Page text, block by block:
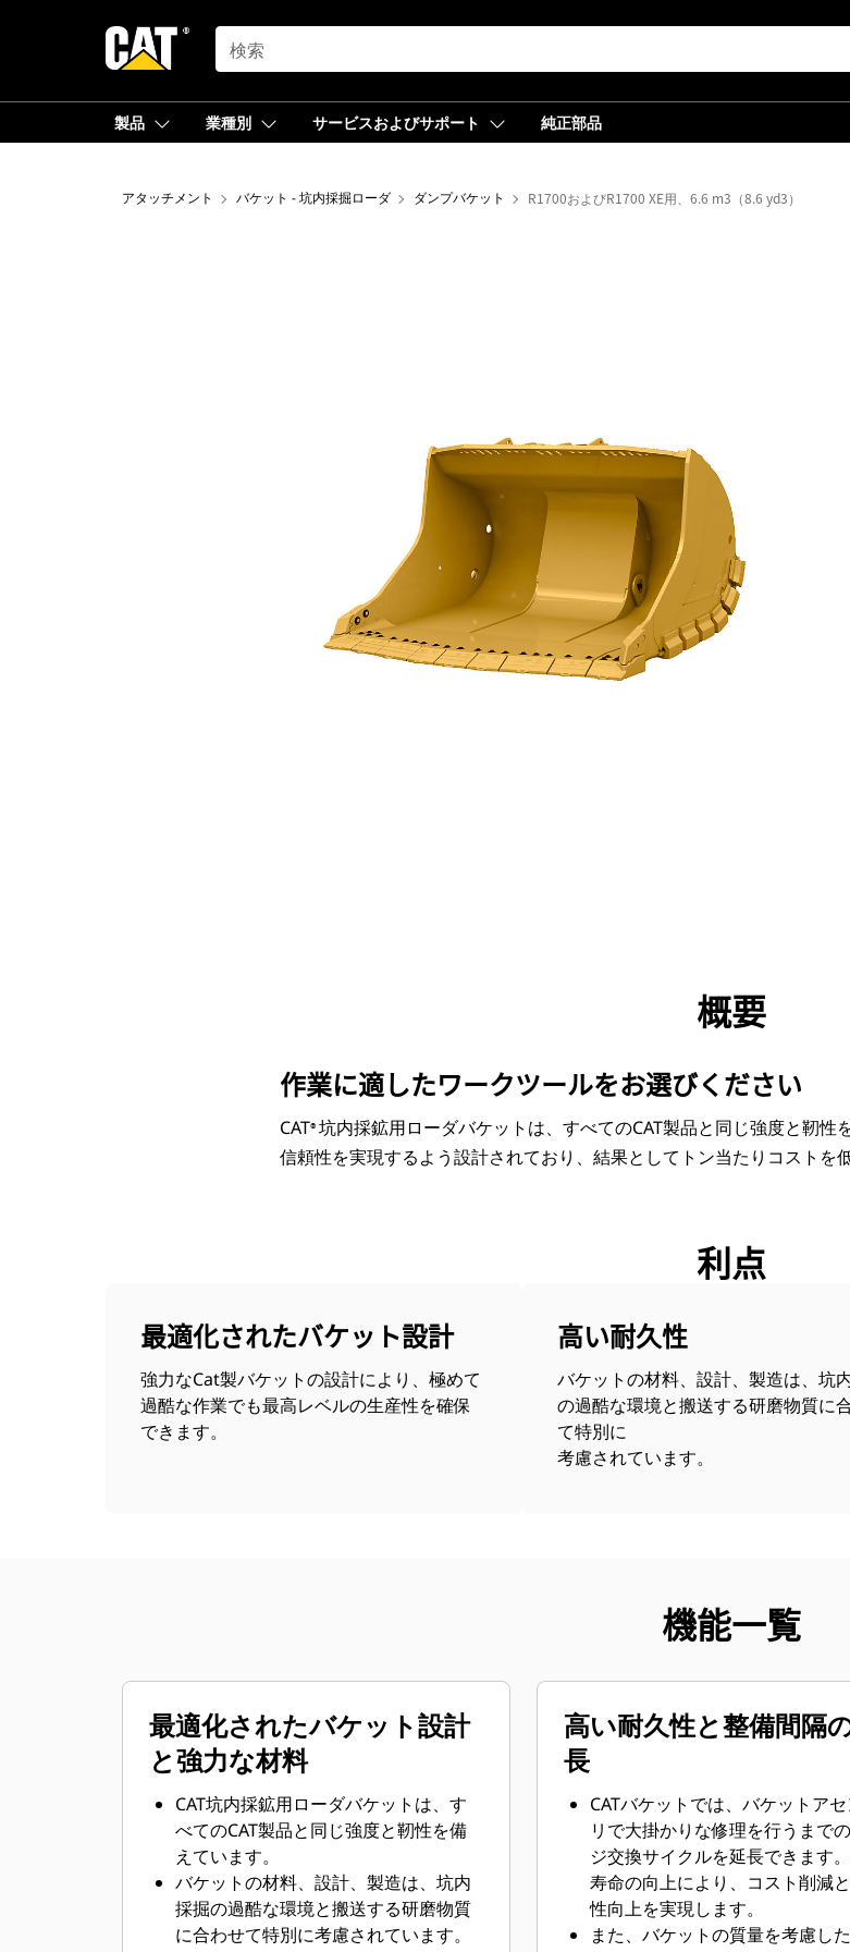
SEARCH
製品 業種別 サービスおよびサポート 純正部品
アタッチメント バケット - 坑内採掘ローダ ダンプバケット R1700およびR1700 XE用、6.6 m3（8.6 yd3）
ツアー
概要
作業に適したワークツールをお選びください
CAT® 坑内採鉱用ローダバケットは、すべてのCAT製品と同じ強度と靭性
信頼性を実現するよう設計されており、結果としてトン当たりコストを
利点
最適化されたバケット設計
強力なCat製バケットの設計により、極めて
過酷な作業でも最高レベルの生産性を確保
できます。
高い耐久性
バケットの材料、設計、製造は、坑
の過酷な環境と搬送する研磨物質に
て特別に
考慮されています。
機能一覧
最適化されたバケット設計
と強力な材料
CAT坑内採鉱用ローダバケットは、す
べてのCAT製品と同じ強度と靭性を備
えています。
バケットの材料、設計、製造は、坑内
採掘の過酷な環境と搬送する研磨物質
に合わせて特別に考慮されています。
高い耐久性と整備間隔
長
CATバケットでは、バケットア
リで大掛かりな修理を行うまで
ジ交換サイクルを延長できます
寿命の向上により、コスト削減
性向上を実現します。
また、バケットの質量を考慮し